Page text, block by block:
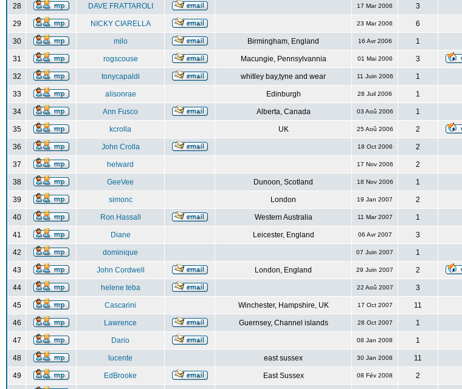
28 DAVE FRATTAROLI 17 Mar 2006 3
29 NICKY CIARELLA 23 Mar 2006 6
30 milo Birmingham, England 16 Avr 2006 1
31 rogscouse Macungie, Pennsylvannia 01 Mai 2006 3
32 tonycapaldi whitley bay,tyne and wear 11 Juin 2006 1
33 alisonrae Edinburgh 28 Juil 2006 1
34 Ann Fusco Alberta, Canada 03 Aoû 2006 1
35 kcrolla UK 25 Aoû 2006 2
36 John Crolla 18 Oct 2006 2
37 helward 17 Nov 2006 2
38 GeeVee Dunoon, Scotland 18 Nov 2006 1
39 simonc London 19 Jan 2007 2
40 Ron Hassall Western Australia 11 Mar 2007 1
41 Diane Leicester, England 06 Avr 2007 3
42 dominique 07 Juin 2007 1
43 John Cordwell London, England 29 Juin 2007 2
44 helene teba 22 Aoû 2007 3
45 Cascarini Winchester, Hampshire, UK 17 Oct 2007 11
46 Lawrence Guernsey, Channel islands 28 Oct 2007 1
47 Dario 08 Jan 2008 1
48 lucente east sussex 30 Jan 2008 11
49 EdBrooke East Sussex 08 Fév 2008 2